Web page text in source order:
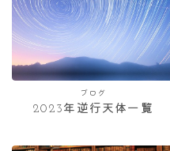
ブログ
2023年逆行天体一覧